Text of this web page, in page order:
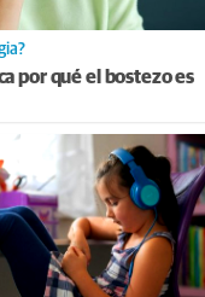
por qué el bostezo es